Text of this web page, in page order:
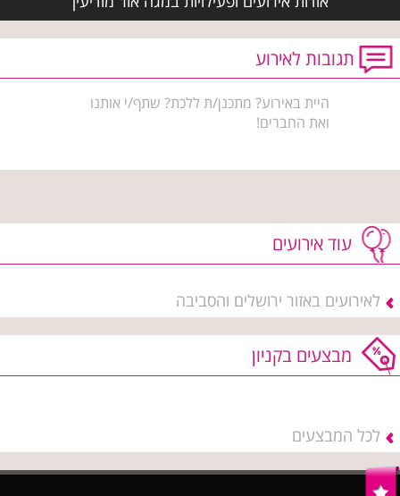
תגובות לאירוע
היית באירוע? מתכנן/ת ללכת? שתף/י אותנו
ואת החברים!
עוד אירועים
לאירועים באזור ירושלים והסביבה
מבצעים בקניון
לכל המבצעים